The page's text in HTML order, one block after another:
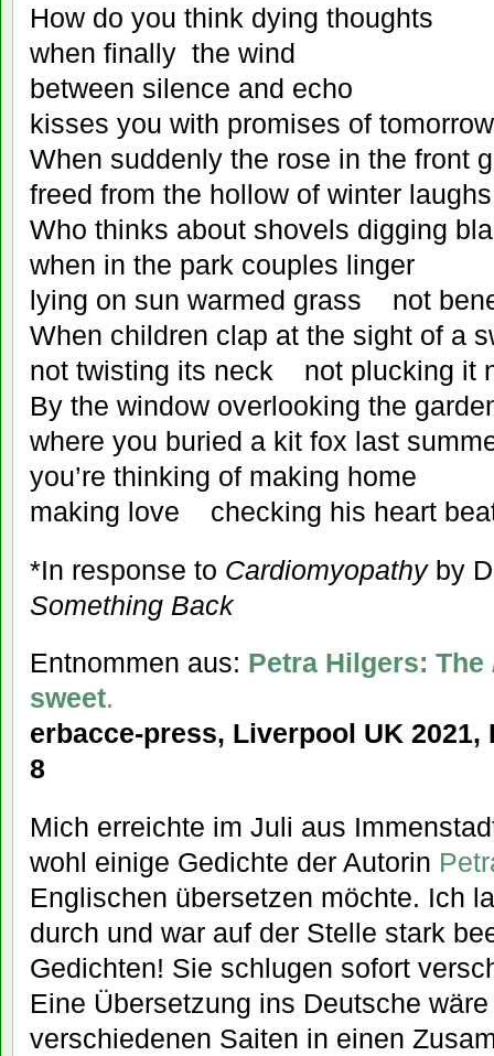
How do you think dying thoughts
when finally the wind
between silence and echo
kisses you with promises of
When suddenly the rose in the front
freed from the hollow of winter
Who thinks about shovels digging
when in the park couples linger
lying on sun warmed grass not
When children clap at the sight of a
not twisting its neck not plucking it
By the window overlooking the
where you buried a kit fox last
you’re thinking of making home
making love checking his heart
*In response to Cardiomyopathy by
Something Back
Entnommen aus: Petra Hilgers: The
sweet.
erbacce-press, Liverpool UK 2021,
8
Mich erreichte im Juli aus
wohl einige Gedichte der Autorin
Englischen übersetzen möchte. Ich
durch und war auf der Stelle stark
Gedichten! Sie schlugen sofort
Eine Übersetzung ins Deutsche
verschiedenen Saiten in einen